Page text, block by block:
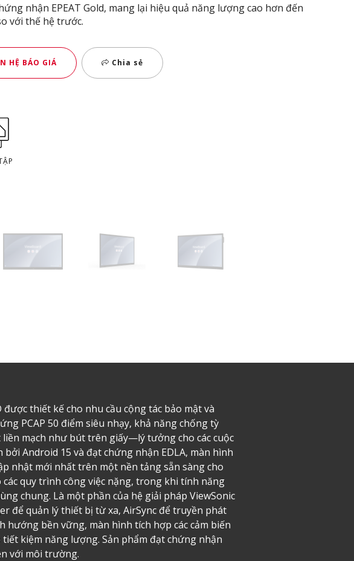
nhận EPEAT Gold, mang lại hiệu quả năng lượng cao hơn đến
với thế hệ trước.
HỆ BÁO GIÁ Chia sẻ
thiết kế cho nhu cầu cộng tác bảo mật và
PCAP 50 điểm siêu nhạy, khả năng chống tỳ
mạch như bút trên giấy—lý tưởng cho các cuộc
Android 15 và đạt chứng nhận EDLA, màn hình
nhật mới nhất trên một nền tảng sẵn sàng cho
quy trình công việc nặng, trong khi tính năng
chung. Là một phần của hệ giải pháp ViewSonic
để quản lý thiết bị từ xa, AirSync để truyền phát
bền vững, màn hình tích hợp các cảm biến
kiệm năng lượng. Sản phẩm đạt chứng nhận
với môi trường.